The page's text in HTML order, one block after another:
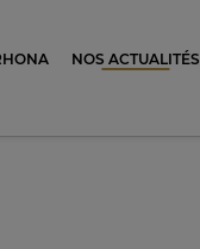
NOS ACTUALITÉS